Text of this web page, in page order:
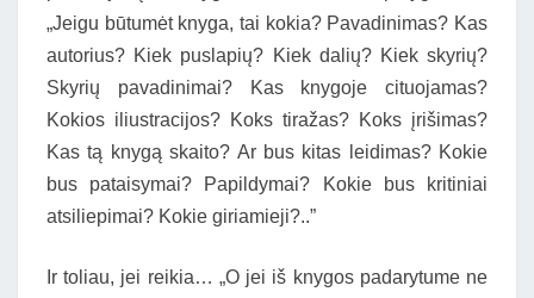
„Jeigu būtumėt knyga, tai kokia? Pavadinimas? Kas
autorius? Kiek puslapių? Kiek dalių? Kiek skyrių?
Skyrių pavadinimai? Kas knygoje cituojamas?
Kokios iliustracijos? Koks tiražas? Koks įrišimas?
Kas tą knygą skaito? Ar bus kitas leidimas? Kokie
bus pataisymai? Papildymai? Kokie bus kritiniai
atsiliepimai? Kokie giriamieji?..”
Ir toliau, jei reikia… „O jei iš knygos padarytume ne